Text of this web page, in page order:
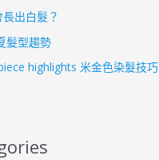
出白髮？
髮型趨勢
highlights 米金色染髮技巧